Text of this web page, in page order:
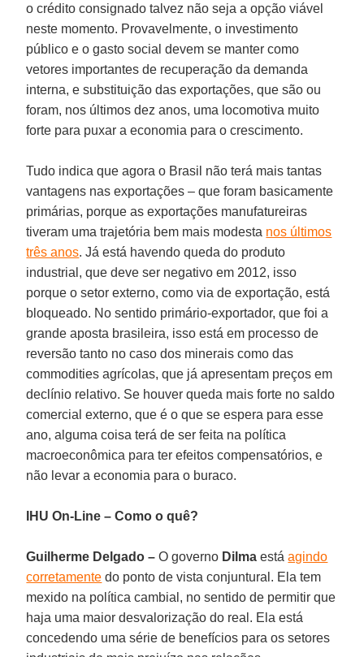
o crédito consignado talvez não seja a opção viável
neste momento. Provavelmente, o investimento
público e o gasto social devem se manter como
vetores importantes de recuperação da demanda
interna, e substituição das exportações, que são ou
foram, nos últimos dez anos, uma locomotiva muito
forte para puxar a economia para o crescimento.
Tudo indica que agora o Brasil não terá mais tantas
vantagens nas exportações – que foram basicamente
primárias, porque as exportações manufatureiras
tiveram uma trajetória bem mais modesta nos últimos
três anos. Já está havendo queda do produto
industrial, que deve ser negativo em 2012, isso
porque o setor externo, como via de exportação, está
bloqueado. No sentido primário-exportador, que foi a
grande aposta brasileira, isso está em processo de
reversão tanto no caso dos minerais como das
commodities agrícolas, que já apresentam preços em
declínio relativo. Se houver queda mais forte no saldo
comercial externo, que é o que se espera para esse
ano, alguma coisa terá de ser feita na política
macroeconômica para ter efeitos compensatórios, e
não levar a economia para o buraco.
IHU On-Line – Como o quê?
Guilherme Delgado – O governo Dilmaestáagindo
corretamente do ponto de vista conjuntural. Ela tem
mexido na política cambial, no sentido de permitir que
haja uma maior desvalorização do real. Ela está
concedendo uma série de benefícios para os setores